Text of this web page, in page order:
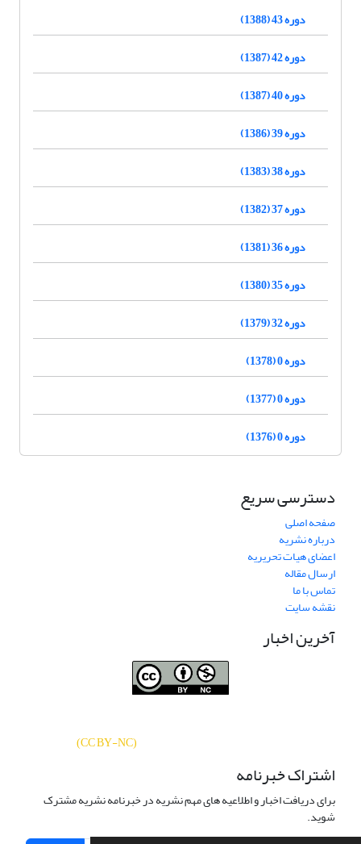
دوره 43 (1388)
دوره 42 (1387)
دوره 40 (1387)
دوره 39 (1386)
دوره 38 (1383)
دوره 37 (1382)
دوره 36 (1381)
دوره 35 (1380)
دوره 32 (1379)
دوره 0 (1378)
دوره 0 (1377)
دوره 0 (1376)
دسترسی سریع
صفحه اصلی
درباره نشریه
اعضای هیات تحریریه
ارسال مقاله
تماس با ما
نقشه سایت
آخرین اخبار
(
CC BY-NC
)
اشتراک خبرنامه
برای دریافت اخبار و اطلاعیه های مهم نشریه در خبرنامه نشریه مشترک
شوید.